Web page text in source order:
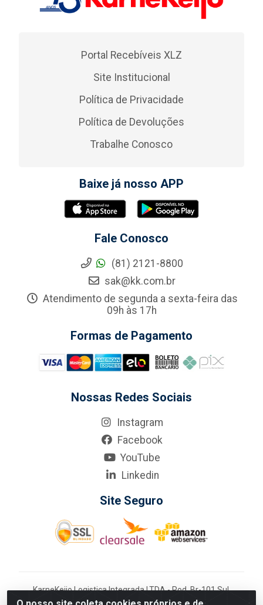
Portal Recebíveis XLZ
Site Institucional
Política de Privacidade
Política de Devoluções
Trabalhe Conosco
Baixe já nosso APP
Fale Conosco
(81) 2121-8800
sak@kk.com.br
Atendimento de segunda a sexta-feira das
09h às 17h
Formas de Pagamento
Nossas Redes Sociais
Instagram
Facebook
YouTube
Linkedin
Site Seguro
KarneKeijo Logistica Integrada LTDA - Rod. Br-101 Sul,
nº3700 - Barro, Recife/PE, 50900-400 CNPJ: